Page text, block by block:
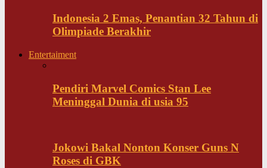
Indonesia 2 Emas, Penantian 32 Tahun di
Olimpiade Berakhir
Entertaiment
Pendiri Marvel Comics Stan Lee
Meninggal Dunia di usia 95
Jokowi Bakal Nonton Konser Guns N
Roses di GBK